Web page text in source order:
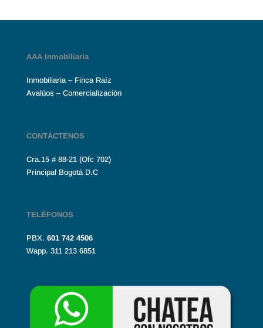
AAA Inmobiliaria
Inmobiliaria – Finca Raíz
Avalúos – Comercialización
CONTÁCTENOS
Cra.15 # 88-21 (Ofc 702)
Principal Bogotá D.C
TELÉFONOS
PBX. 601 742 4506
Wapp. 311 213 6851